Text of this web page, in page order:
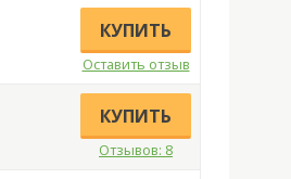
КУПИТЬ
Оставить отзыв
КУПИТЬ
Отзывов: 8